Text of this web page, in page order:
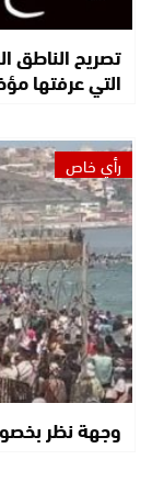
تصريح الناطق
التي عرفتها
رأي خاص
وجهة نظر